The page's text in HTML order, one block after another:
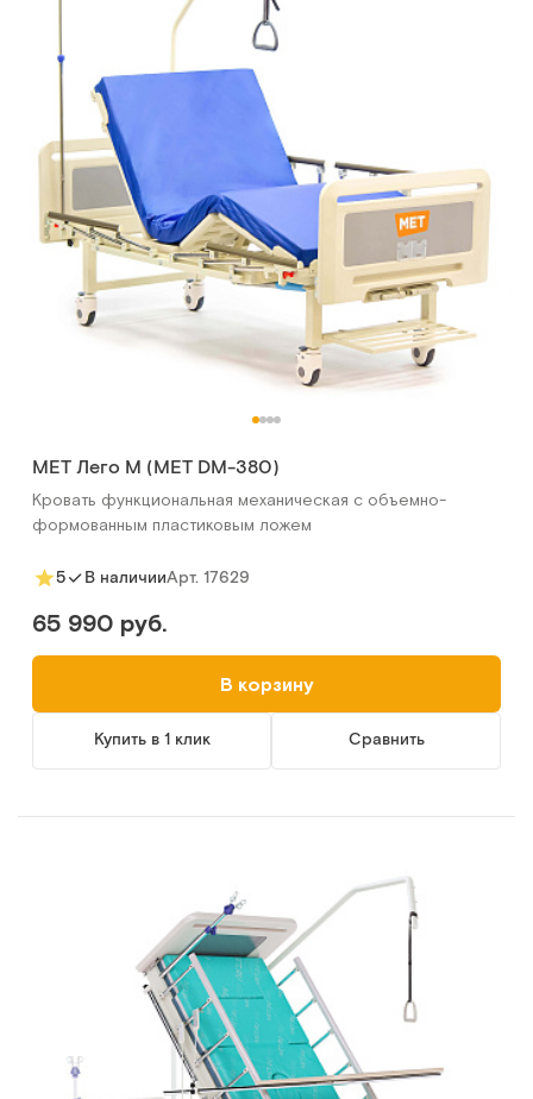
MET Лего М (MET DM-380)
Кровать функциональная механическая с объемно-
формованным пластиковым ложем
5 В наличииАрт. 17629
65 990 руб.
В корзину
Купить в 1 клик Сравнить